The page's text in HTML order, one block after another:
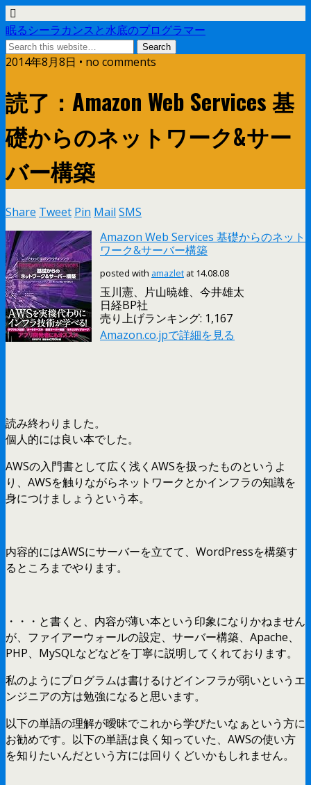
眠るシーラカンスと水底のプログラマー
2014年8月8日 • no comments
読了：Amazon Web Services 基
礎からのネットワーク&サー
バー構築
Share Tweet Pin Mail SMS
Amazon Web Services 基礎からのネット
ワーク&サーバー構築
posted with amazlet at 14.08.08
玉川憲、片山暁雄、今井雄太
日経BP社
売り上げランキング: 1,167
Amazon.co.jpで詳細を見る
読み終わりました。
個人的には良い本でした。
AWSの入門書として広く浅くAWSを扱ったものというよ
り、AWSを触りながらネットワークとかインフラの知識を
身につけましょうという本。
内容的にはAWSにサーバーを立てて、WordPressを構築す
るところまでやります。
・・・と書くと、内容が薄い本という印象になりかねません
が、ファイアーウォールの設定、サーバー構築、Apache、
PHP、MySQLなどなどを丁寧に説明してくれております。
私のようにプログラムは書けるけどインフラが弱いというエ
ンジニアの方は勉強になると思います。
以下の単語の理解が曖昧でこれから学びたいなぁという方に
お勧めです。以下の単語は良く知っていた、AWSの使い方
を知りたいんだという方には回りくどいかもしれません。